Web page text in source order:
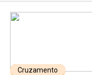
Cruzamento